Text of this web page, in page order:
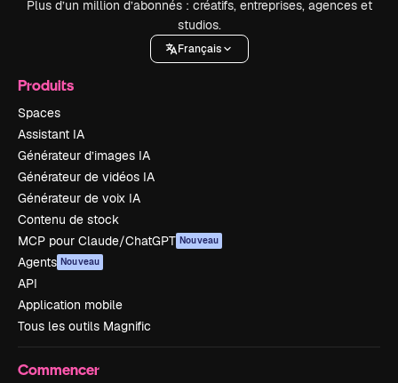
Plus d’un million d’abonnés : créatifs, entreprises, agences et
studios.
Français
Produits
Spaces
Assistant IA
Générateur d’images IA
Générateur de vidéos IA
Générateur de voix IA
Contenu de stock
MCP pour Claude/ChatGPT Nouveau
Agents Nouveau
API
Application mobile
Tous les outils Magnific
Commencer